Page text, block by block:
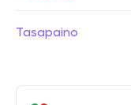
Tasapaino